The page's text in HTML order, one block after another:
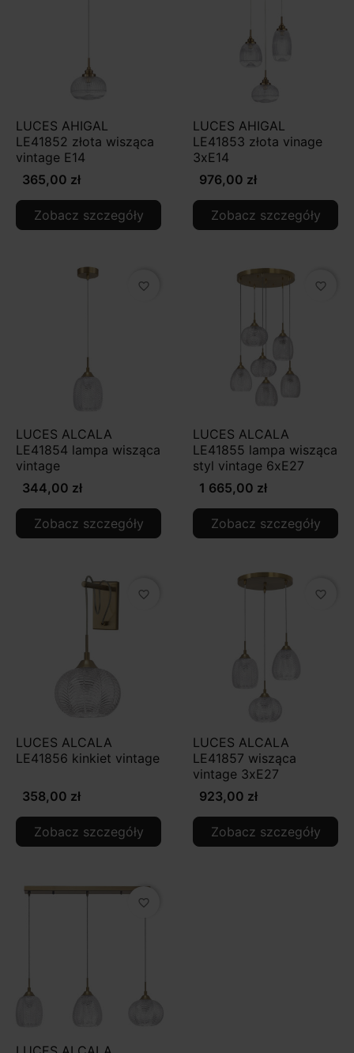
LUCES AHIGAL
LE41852 złota wisząca
vintage E14
365,00 zł
Zobacz szczegóły
LUCES AHIGAL
LE41853 złota vinage
3xE14
976,00 zł
Zobacz szczegóły
favorite_border
LUCES ALCALA
LE41854 lampa wisząca
vintage
344,00 zł
Zobacz szczegóły
favorite_border
LUCES ALCALA
LE41855 lampa wisząca
styl vintage 6xE27
1 665,00 zł
Zobacz szczegóły
favorite_border
LUCES ALCALA
LE41856 kinkiet vintage
358,00 zł
Zobacz szczegóły
favorite_border
LUCES ALCALA
LE41857 wisząca
vintage 3xE27
923,00 zł
Zobacz szczegóły
favorite_border